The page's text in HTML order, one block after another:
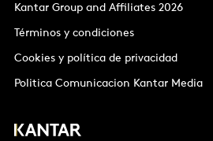
Kantar Group and Affiliates 2026
Términos y condiciones
Cookies y política de privacidad
Politica Comunicacion Kantar Media